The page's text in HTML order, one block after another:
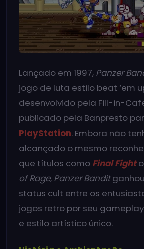
Lançado em 1997, Panzer
jogo de luta estilo beat ‘em
desenvolvido pela Fill-in-
publicado pela Banpresto
PlayStation. Embora não
alcançado o mesmo
que títulos como Final Fight
of Rage, Panzer Bandit
status cult entre os
jogos retro por seu
e estilo artístico único.